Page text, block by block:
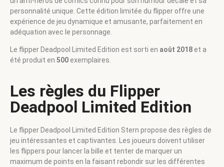
personnalité unique. Cette édition limitée du flipper offre une
expérience de jeu dynamique et amusante, parfaitement en
adéquation avec le personnage.
Le flipper Deadpool Limited Edition est sorti en août 2018 et a
été produit en 500 exemplaires.
Les règles du Flipper
Deadpool Limited Edition
Le flipper Deadpool Limited Edition Stern propose des règles de
jeu intéressantes et captivantes. Les joueurs doivent utiliser
les flippers pour lancer la bille et tenter de marquer un
maximum de points en la faisant rebondir sur les différentes